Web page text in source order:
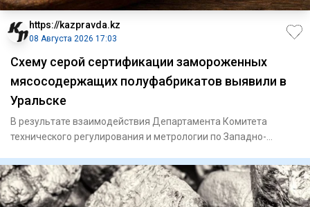
https://kazpravda.kz
08 Августа 2026 17:03
Схему серой сертификации замороженных
мясосодержащих полуфабрикатов выявили в
Уральске
В результате взаимодействия Департамента Комитета
технического регулирования и метрологии по Западно-